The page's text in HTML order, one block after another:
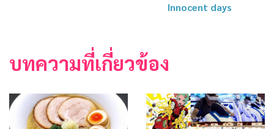
Innocent days
บทความที่เกี่ยวข้อง